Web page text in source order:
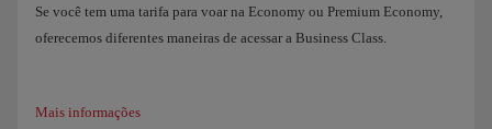
Se você tem uma tarifa para voar na Economy ou Premium Economy,
oferecemos diferentes maneiras de acessar a Business Class.
Mais informações